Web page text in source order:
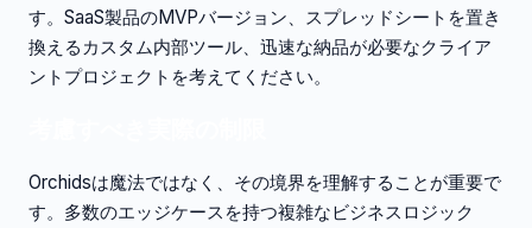
す。SaaS製品のMVPバージョン、スプレッドシートを置き
換えるカスタム内部ツール、迅速な納品が必要なクライア
ントプロジェクトを考えてください。
Orchidsは魔法ではなく、その境界を理解することが重要で
す。多数のエッジケースを持つ複雑なビジネスロジック